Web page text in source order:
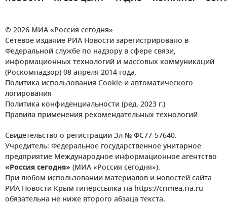
© 2026 МИА «Россия сегодня»
Сетевое издание РИА Новости зарегистрировано в
Федеральной службе по надзору в сфере связи,
информационных технологий и массовых коммуникаций
(Роскомнадзор) 08 апреля 2014 года.
Политика использования Cookie и автоматического
логирования
Политика конфиденциальности (ред. 2023 г.)
Правила применения рекомендательных технологий
Свидетельство о регистрации Эл № ФС77-57640.
Учредитель: Федеральное государственное унитарное
предприятие Международное информационное агентство
«Россия сегодня» (МИА «Россия сегодня»).
При любом использовании материалов и новостей сайта
РИА Новости Крым гиперссылка на https://crimea.ria.ru
обязательна не ниже второго абзаца текста.